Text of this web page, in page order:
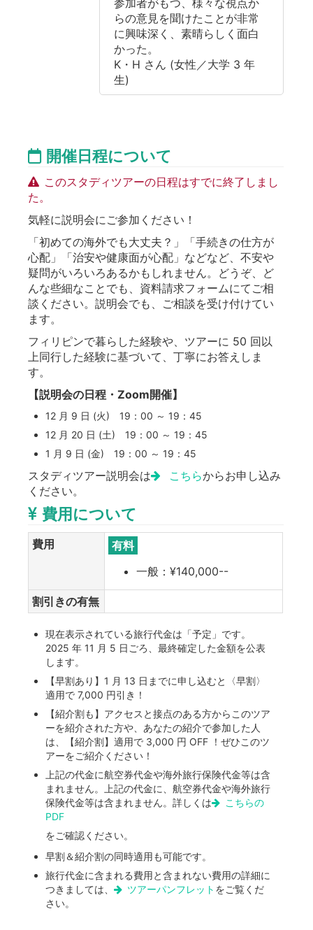
参加者がもつ、様々な視点か
らの意見を聞けたことが非常
に興味深く、素晴らしく面白
かった。
K・H さん (女性／大学 3 年
生)
開催日程について
このスタディツアーの日程はすでに終了しまし
た。
気軽に説明会にご参加ください！
「初めての海外でも大丈夫？」「手続きの仕方が
心配」「治安や健康面が心配」などなど、不安や
疑問がいろいろあるかもしれません。どうぞ、ど
んな些細なことでも、資料請求フォームにてご相
談ください。説明会でも、ご相談を受け付けてい
ます。
フィリピンで暮らした経験や、ツアーに 50 回以
上同行した経験に基づいて、丁寧にお答えしま
す。
【説明会の日程・Zoom開催】
12 月 9 日 (火) 19：00 ～ 19：45
12 月 20 日 (土) 19：00 ～ 19：45
1 月 9 日 (金) 19：00 ～ 19：45
スタディツアー説明会は こちらからお申し込み
ください。
費用について
費用
有料
一般：¥140,000--
割引きの有無
現在表示されている旅行代金は「予定」です。
2025 年 11 月 5 日ごろ、最終確定した金額を公表
します。
【早割あり】1 月 13 日までに申し込むと〈早割〉
適用で 7,000 円引き！
【紹介割も】アクセスと接点のある方からこのツア
ーを紹介された方や、あなたの紹介で参加した人
は、【紹介割】適用で 3,000 円 OFF ！ぜひこのツ
アーをご紹介ください！
上記の代金に航空券代金や海外旅行保険代金等は含
まれません。上記の代金に、航空券代金や海外旅行
保険代金等は含まれません。詳しくは
こちらの
PDF
をご確認ください。
早割＆紹介割の同時適用も可能です。
旅行代金に含まれる費用と含まれない費用の詳細に
つきましては、
ツアーパンフレット をご覧くだ
さい。